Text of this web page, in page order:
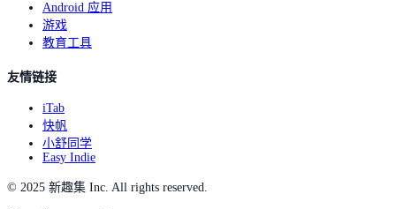
Android 应用
游戏
教育工具
友情链接
iTab
快帆
小舒同学
Easy Indie
© 2025 新趣集 Inc. All rights reserved.